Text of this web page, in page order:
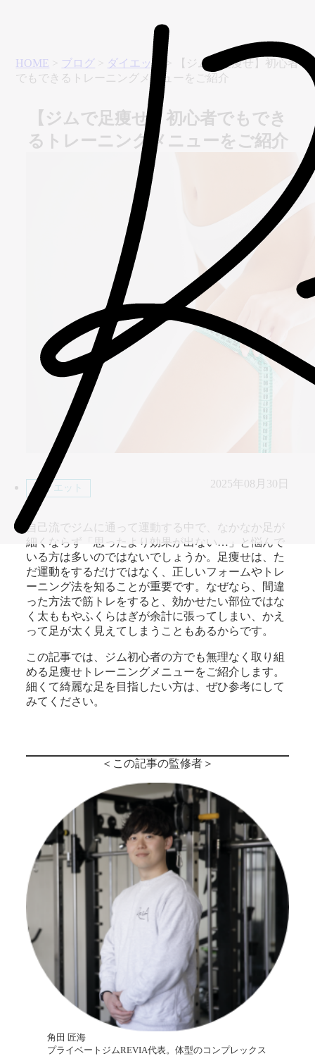
HOME > ブログ > ダイエット >
【ジムで足痩せ】初心者
でもできるトレーニングメニューをご紹介
【ジムで足痩せ】初心者でもでき
るトレーニングメニューをご紹介
ダイエット 2025年08月30日
自己流でジムに通って運動する中で、なかなか足が
細くならず「思ったより効果が出ない…」と悩んで
いる方は多いのではないでしょうか。足痩せは、た
だ運動をするだけではなく、正しいフォームやトレ
ーニング法を知ることが重要です。なぜなら、間違
った方法で筋トレをすると、効かせたい部位ではな
く太ももやふくらはぎが余計に張ってしまい、かえ
って足が太く見えてしまうこともあるからです。
この記事では、ジム初心者の方でも無理なく取り組
める足痩せトレーニングメニューをご紹介します。
細くて綺麗な足を目指したい方は、ぜひ参考にして
みてください。
＜この記事の監修者＞
角田 匠海
プライベートジムREVIA代表。体型のコンプレックス